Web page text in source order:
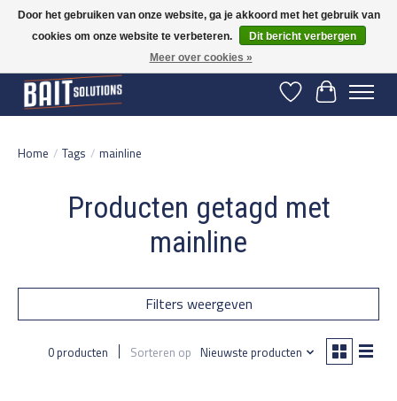
Gratis verzending vanaf 50 euro binnen NL | Op voorraad binnen 2-5 werkdagen
verzonden | België vanaf 70 euro gratis verzonden
Verlanglijst
Home / Tags / mainline
Producten getagd met
mainline
Filters weergeven
0 producten Sorteren op Nieuwste producten
Door het gebruiken van onze website, ga je akkoord met het gebruik van
cookies om onze website te verbeteren.
Dit bericht verbergen
Meer over cookies »